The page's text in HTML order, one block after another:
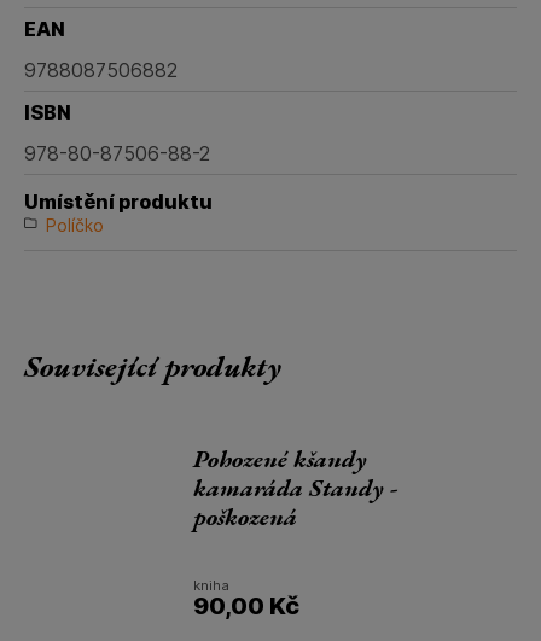
EAN
9788087506882
ISBN
978-80-87506-88-2
Umístění produktu
Políčko
Související produkty
Pohozené kšandy
kamaráda Standy -
poškozená
kniha
90,00 Kč